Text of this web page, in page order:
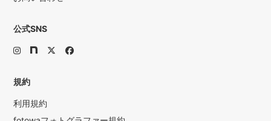
公式SNS
規約
利用規約